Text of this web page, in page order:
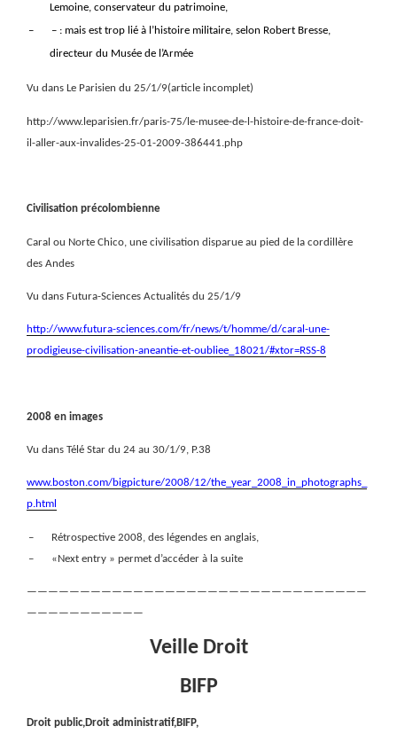
Lemoine, conservateur du patrimoine,
–
– : mais est trop lié à l’histoire militaire, selon Robert Bresse,
directeur du Musée de l’Armée
Vu dans Le Parisien du 25/1/9(article incomplet)
http://www.leparisien.fr/paris-75/le-musee-de-l-histoire-de-france-doit-
il-aller-aux-invalides-25-01-2009-386441.php
Civilisation précolombienne
Caral ou Norte Chico, une civilisation disparue au pied de la cordillère
des Andes
Vu dans Futura-Sciences Actualités du 25/1/9
http://www.futura-sciences.com/fr/news/t/homme/d/caral-une-
prodigieuse-civilisation-aneantie-et-oubliee_18021/#xtor=RSS-8
2008 en images
Vu dans Télé Star du 24 au 30/1/9, P.38
www.boston.com/bigpicture/2008/12/the_year_2008_in_photographs_
p.html
–
Rétrospective 2008, des légendes en anglais,
–
«Next entry » permet d’accéder à la suite
————————————————————————————————
———————————
Veille Droit
BIFP
Droit public,Droit administratif,BIFP,